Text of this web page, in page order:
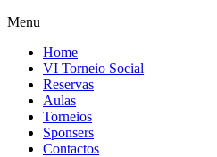
Menu
Home
VI Torneio Social
Reservas
Aulas
Torneios
Sponsers
Contactos